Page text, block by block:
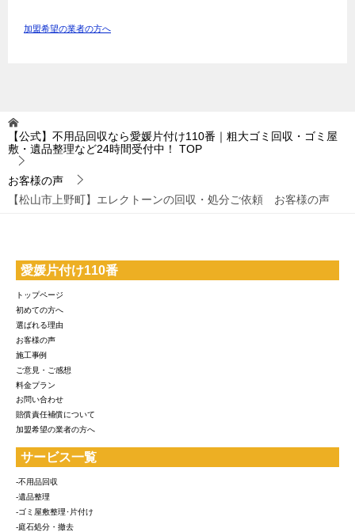
加盟希望の業者の方へ
【公式】不用品回収なら愛媛片付け110番｜粗大ゴミ回収・ゴミ屋
敷・遺品整理など24時間受付中！
TOP
お客様の声
【松山市上野町】エレクトーンの回収・処分ご依頼 お客様の声
愛媛片付け110番
トップページ
初めての方へ
選ばれる理由
お客様の声
施工事例
ご意見・ご感想
料金プラン
お問い合わせ
賠償責任補償について
加盟希望の業者の方へ
サービス一覧
-不用品回収
-遺品整理
-ゴミ屋敷整理･片付け
-庭石処分・撤去